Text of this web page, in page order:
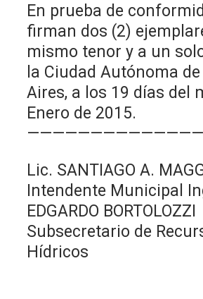
En prueba de
firman dos (2)
mismo tenor y a un
la Ciudad Autónoma
Aires, a los 19 días del
Enero de 2015.
Lic. SANTIAGO A.
Intendente Municipal
EDGARDO BORTOLOZZI
Subsecretario de
Hídricos